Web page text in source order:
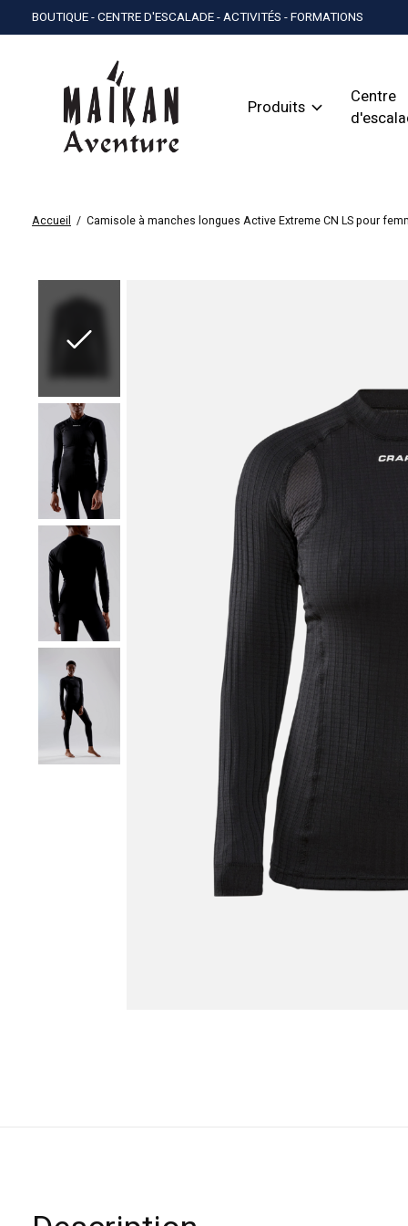
BOUTIQUE - CENTRE D'ESCALADE - ACTIVITÉS - FORMATIONS
Produits
Centre
Accueil / Camisole à manches longues Active Extreme CN LS pour